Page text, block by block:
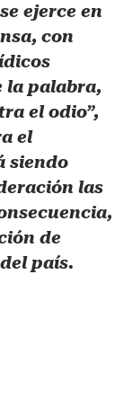
ejerce en
con
la palabra,
el odio”,
el
siendo
las
de
país.